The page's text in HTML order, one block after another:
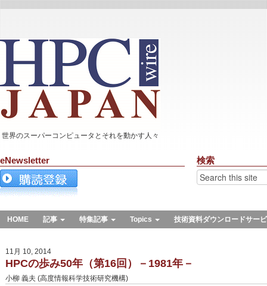
世界のスーパーコンピュータとそれを動かす人々
eNewsletter 検索
HOME 記事 特集記事 Topics 技術資料ダウンロードサー
11月 10, 2014
HPCの歩み50年（第16回）－1981年－
小柳 義夫 (高度情報科学技術研究機構)